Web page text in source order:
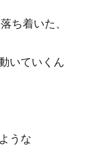
ち着いた、
いていくん
うな